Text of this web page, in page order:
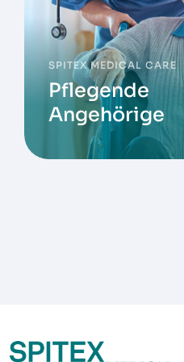
SPITEX MEDICAL CARE
Pflegende
Angehörige